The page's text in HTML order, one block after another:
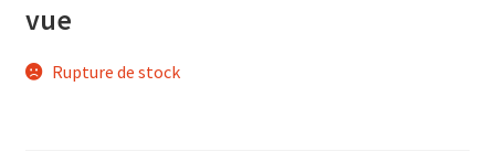
vue
Rupture de stock